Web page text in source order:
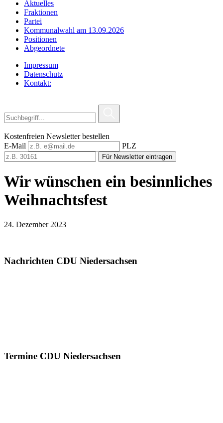
Aktuelles
Fraktionen
Partei
Kommunalwahl am 13.09.2026
Positionen
Abgeordnete
Impressum
Datenschutz
Kontakt:
Kostenfreien Newsletter bestellen
E-Mail
PLZ
Für Newsletter eintragen
Wir wünschen ein besinnliches
Weihnachtsfest
24. Dezember 2023
Nachrichten CDU Niedersachsen
Termine CDU Niedersachsen